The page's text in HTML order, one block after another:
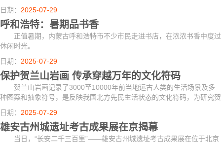
件、壁画临摹品60余幅、珍稀文物真迹80余件套。展览通过“丝路明珠”
“佛国圣境”...
日期： 2025-07-29
呼和浩特：暑期品书香
正值暑期，内蒙古呼和浩特市不少市民走进书店，在浓浓书香中度过
休闲时光。
日期： 2025-07-29
保护贺兰山岩画 传承穿越万年的文化符码
贺兰山岩画记录了3000至10000年前当地远古人类的生活场景及多
种图案和抽象符号，是反映我国北方先民生活状态的文化符码，为研究贺
兰山地区远古时代乃至近现代生态环境和物质条件提供了珍贵资料。
日期： 2025-07-29
雄安古州城遗址考古成果展在京揭幕
当日，“长安二千三百里”——雄安古州城遗址考古成果展在位于北京